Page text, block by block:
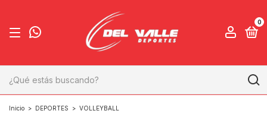
0
Inicio > DEPORTES > VOLLEYBALL